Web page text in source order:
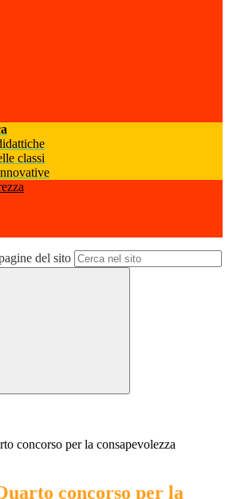
classi
del sito
concorso per la consapevolezza
concorso per la